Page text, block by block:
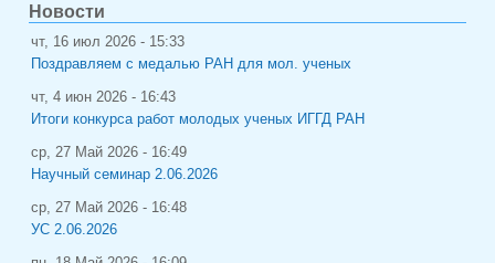
Новости
чт, 16 июл 2026 - 15:33
Поздравляем с медалью РАН для мол. ученых
чт, 4 июн 2026 - 16:43
Итоги конкурса работ молодых ученых ИГГД РАН
ср, 27 Май 2026 - 16:49
Научный семинар 2.06.2026
ср, 27 Май 2026 - 16:48
УС 2.06.2026